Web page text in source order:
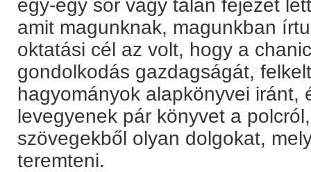
egy-egy sor vagy talán fejezet
amit magunknak, magunkban
oktatási cél az volt, hogy a
gondolkodás gazdagságát,
hagyományok alapkönyvei iránt,
levegyenek pár könyvet a
szövegekből olyan dolgokat,
teremteni.